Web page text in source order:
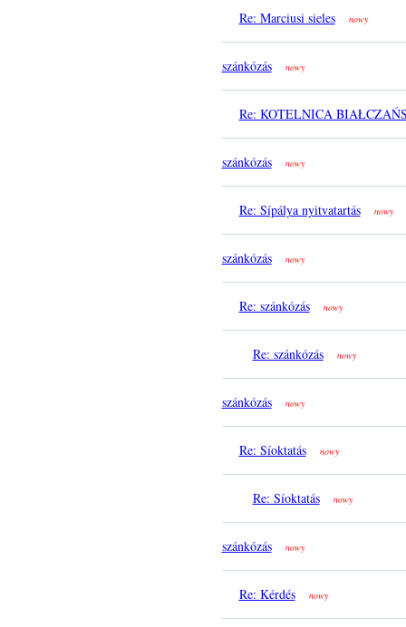
Re: Marciusi sieles nowy
szánkózás nowy
Re: KOTELNICA
szánkózás nowy
Re: Sípálya nyitvatartás nowy
szánkózás nowy
Re: szánkózás nowy
Re: szánkózás nowy
szánkózás nowy
Re: Síoktatás nowy
Re: Síoktatás nowy
szánkózás nowy
Re: Kérdés nowy